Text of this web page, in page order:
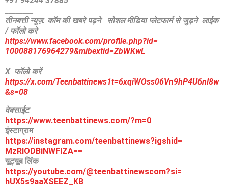
तीनबत्ती न्यूज़. कॉम की खबरे पढ़नेसोशल मीडिया प्लेटफार्म से जुड़ने लाईक
/ फॉलो करे
https://www.facebook.com/profile.php?id=
100088176964279&mibextid=ZbWKwL
X फॉलो करें
https://x.com/Teenbattinews1t=6xqiWOss06Vn9hP4U6nl8w
&s=08
वेबसाईट
https://www.teenbattinews.com/?m=0
इंस्टाग्राम
https://instagram.com/teenbattinews?igshid=
MzRlODBiNWFlZA==
यूट्यूब लिंक
https://youtube.com/@teenbattinewscom?si=
hUX5s9aaXSEEZ_KB